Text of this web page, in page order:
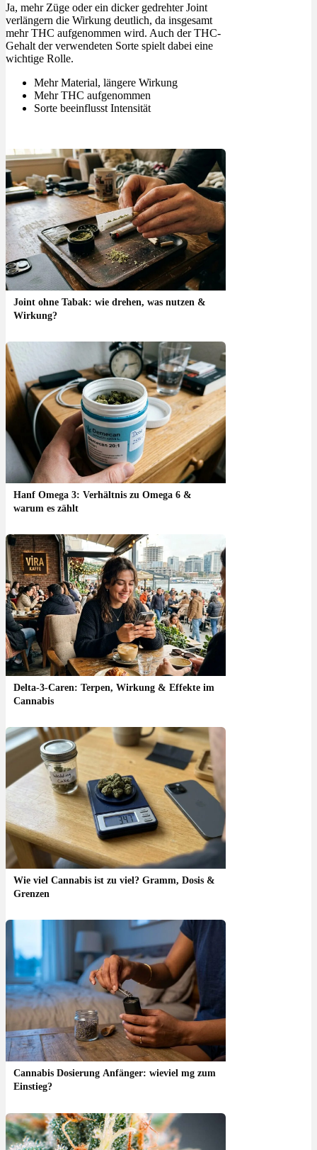
Ja, mehr Züge oder ein dicker gedrehter Joint
verlängern die Wirkung deutlich, da insgesamt
mehr THC aufgenommen wird. Auch der THC-
Gehalt der verwendeten Sorte spielt dabei eine
wichtige Rolle.
Mehr Material, längere Wirkung
Mehr THC aufgenommen
Sorte beeinflusst Intensität
Joint ohne Tabak: wie drehen, was nutzen &
Wirkung?
Hanf Omega 3: Verhältnis zu Omega 6 &
warum es zählt
Delta-3-Caren: Terpen, Wirkung & Effekte im
Cannabis
Wie viel Cannabis ist zu viel? Gramm, Dosis &
Grenzen
Cannabis Dosierung Anfänger: wieviel mg zum
Einstieg?